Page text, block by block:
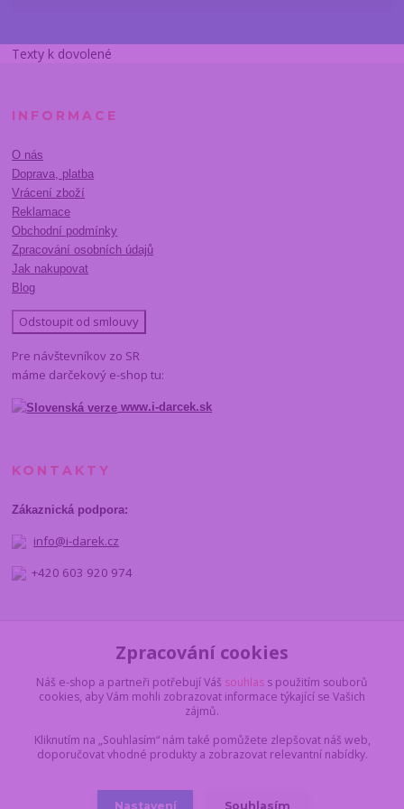
Texty k dovolené
INFORMACE
O nás
Doprava, platba
Vrácení zboží
Reklamace
Obchodní podmínky
Zpracování osobních údajů
Jak nakupovat
Blog
Odstoupit od smlouvy
Pre návštevníkov zo SR
máme darčekový e-shop tu:
www.i-darcek.sk
KONTAKTY
Zákaznická podpora:
info@i-darek.cz
+420 603 920 974
Zpracování cookies
Náš e-shop a partneři potřebují Váš souhlas s použitím souborů
cookies, aby Vám mohli zobrazovat informace týkající se Vašich
zájmů.
Kliknutím na „Souhlasím“ nám také pomůžete zlepšovat náš web,
doporučovat vhodné produkty a zobrazovat relevantní nabídky.
Nastavení Souhlasím